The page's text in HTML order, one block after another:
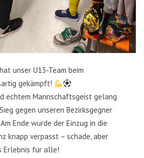
unser U13-Team beim
gekämpft!
echtem Mannschaftsgeist gelang
gegen unseren Bezirksgegner
Ende wurde der Einzug in die
knapp verpasst – schade, aber
Erlebnis für alle!